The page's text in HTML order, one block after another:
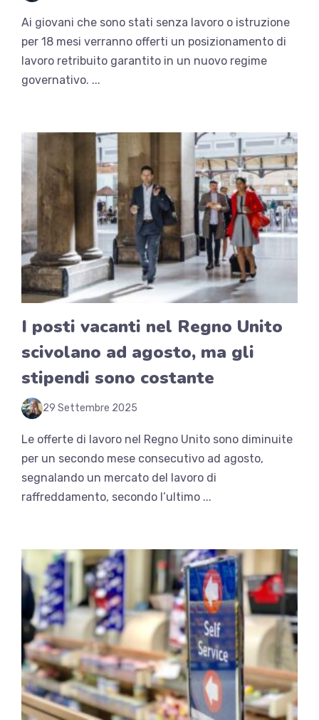
Ai giovani che sono stati senza lavoro o istruzione
per 18 mesi verranno offerti un posizionamento di
lavoro retribuito garantito in un nuovo regime
governativo. ...
I posti vacanti nel Regno Unito
scivolano ad agosto, ma gli
stipendi sono costante
29 Settembre 2025
Le offerte di lavoro nel Regno Unito sono diminuite
per un secondo mese consecutivo ad agosto,
segnalando un mercato del lavoro di
raffreddamento, secondo l’ultimo ...